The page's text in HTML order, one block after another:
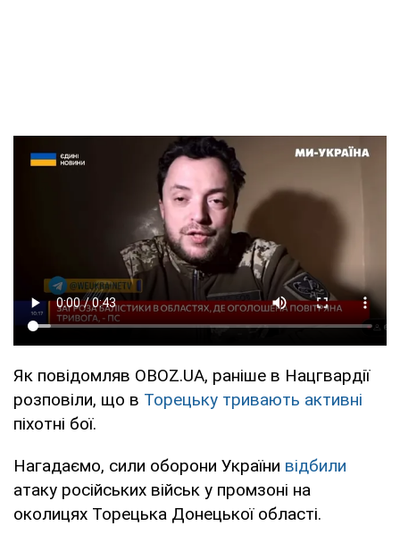
Як повідомляв OBOZ.UA, раніше в Нацгвардії
розповіли, що в Торецьку тривають активні
піхотні бої.
Нагадаємо, сили оборони України відбили
атаку російських військ у промзоні на
околицях Торецька Донецької області.